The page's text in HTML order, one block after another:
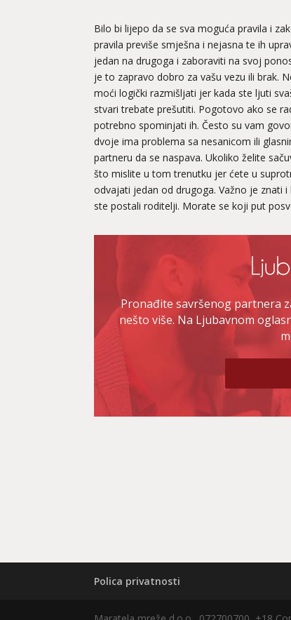
Bilo bi lijepo da se sva moguća pravila i
pravila previše smješna i nejasna te ih
jedan na drugoga i zaboraviti na svoj
je to zapravo dobro za vašu vezu ili brak.
moći logički razmišljati jer kada ste ljuti
stvari trebate prešutiti. Pogotovo ako se
potrebno spominjati ih. Često su vam
dvoje ima problema sa nesanicom ili
partneru da se naspava. Ukoliko želite
što mislite u tom trenutku jer ćete u
odvajati jedan od drugoga. Važno je znati
ste postali roditelji. Morate se koji put
Pronađite savršenog partnera
nešto više. Na Ljubavnom
Polica privatnosti